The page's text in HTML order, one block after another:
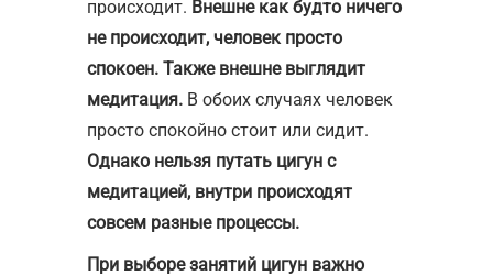
происходит. Внешне как будто ничего
не происходит, человек просто
спокоен. Также внешне выглядит
медитация. В обоих случаях человек
просто спокойно стоит или сидит.
Однако нельзя путать цигун с
медитацией, внутри происходят
совсем разные процессы.
При выборе занятий цигун важно